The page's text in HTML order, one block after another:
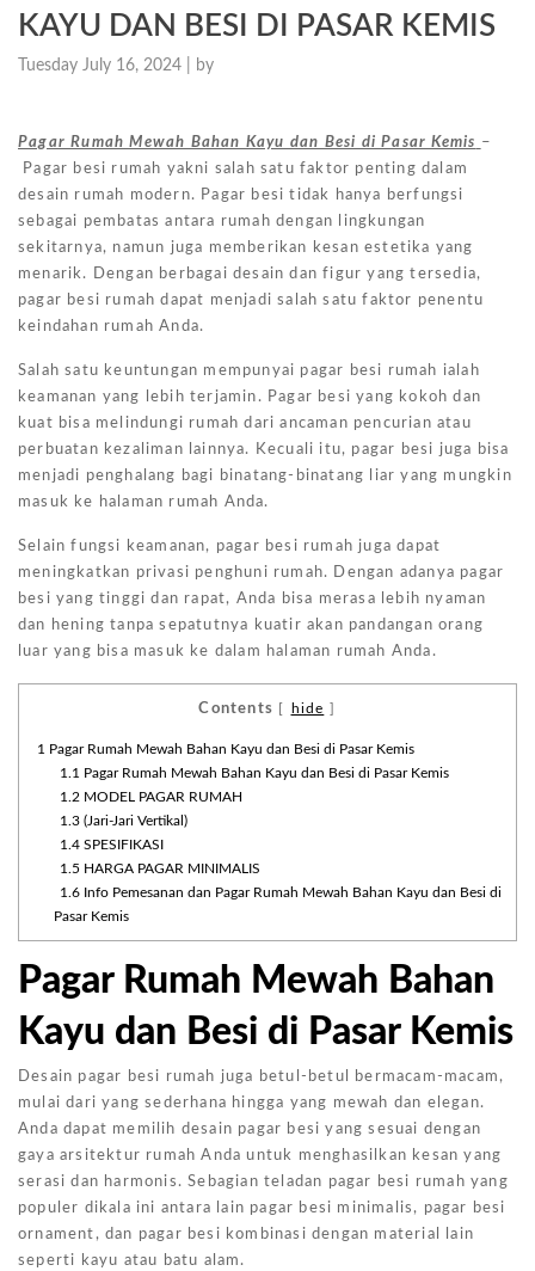
KAYU DAN BESI DI PASAR KEMIS
Tuesday July 16, 2024 | by
Pagar Rumah Mewah Bahan Kayu dan Besi di Pasar Kemis –
Pagar besi rumah yakni salah satu faktor penting dalam
desain rumah modern. Pagar besi tidak hanya berfungsi
sebagai pembatas antara rumah dengan lingkungan
sekitarnya, namun juga memberikan kesan estetika yang
menarik. Dengan berbagai desain dan figur yang tersedia,
pagar besi rumah dapat menjadi salah satu faktor penentu
keindahan rumah Anda.
Salah satu keuntungan mempunyai pagar besi rumah ialah
keamanan yang lebih terjamin. Pagar besi yang kokoh dan
kuat bisa melindungi rumah dari ancaman pencurian atau
perbuatan kezaliman lainnya. Kecuali itu, pagar besi juga bisa
menjadi penghalang bagi binatang-binatang liar yang mungkin
masuk ke halaman rumah Anda.
Selain fungsi keamanan, pagar besi rumah juga dapat
meningkatkan privasi penghuni rumah. Dengan adanya pagar
besi yang tinggi dan rapat, Anda bisa merasa lebih nyaman
dan hening tanpa sepatutnya kuatir akan pandangan orang
luar yang bisa masuk ke dalam halaman rumah Anda.
Contents hide
1
Pagar Rumah Mewah Bahan Kayu dan Besi di Pasar Kemis
1.1
Pagar Rumah Mewah Bahan Kayu dan Besi di Pasar Kemis
1.2 MODEL PAGAR RUMAH
1.3(Jari-Jari Vertikal)
1.4SPESIFIKASI
1.5 HARGA PAGAR MINIMALIS
1.6Info Pemesanan dan Pagar Rumah Mewah Bahan Kayu dan Besi di
Pasar Kemis
Pagar Rumah Mewah Bahan
Kayu dan Besi di Pasar Kemis
Desain pagar besi rumah juga betul-betul bermacam-macam,
mulai dari yang sederhana hingga yang mewah dan elegan.
Anda dapat memilih desain pagar besi yang sesuai dengan
gaya arsitektur rumah Anda untuk menghasilkan kesan yang
serasi dan harmonis. Sebagian teladan pagar besi rumah yang
populer dikala ini antara lain pagar besi minimalis, pagar besi
ornament, dan pagar besi kombinasi dengan material lain
seperti kayu atau batu alam.